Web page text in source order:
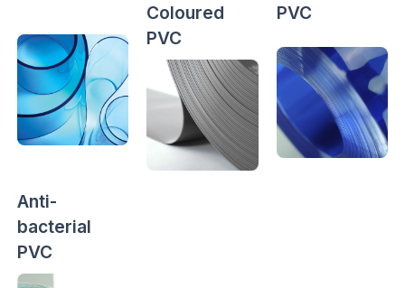
Coloured
PVC
PVC
Anti-
bacterial
PVC